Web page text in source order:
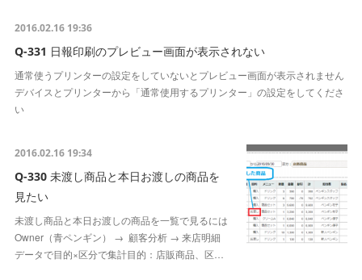
2016.02.16 19:36
Q-331 日報印刷のプレビュー画面が表示されない
通常使うプリンターの設定をしていないとプレビュー画面が表示されません
デバイスとプリンターから「通常使用するプリンター」の設定をしてくださ
い
2016.02.16 19:34
Q-330 未渡し商品と本日お渡しの商品を
見たい
未渡し商品と本日お渡しの商品を一覧で見るには
Owner（青ペンギン） → 顧客分析 → 来店明細
データで目的×区分で集計目的：店販商品、区…